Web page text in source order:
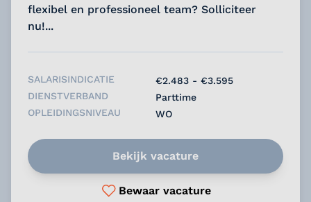
flexibel en professioneel team? Solliciteer
nu!...
SALARISINDICATIE
€2.483 - €3.595
DIENSTVERBAND
Parttime
OPLEIDINGSNIVEAU
WO
Bekijk vacature
Bewaar vacature